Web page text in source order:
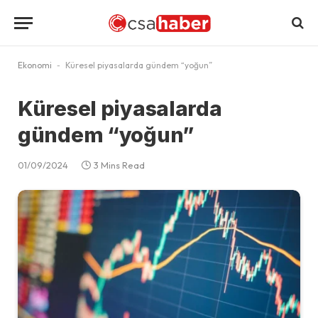
Ekonomi - Küresel piyasalarda gündem “yoğun”
Küresel piyasalarda
gündem “yoğun”
01/09/2024 3 Mins Read